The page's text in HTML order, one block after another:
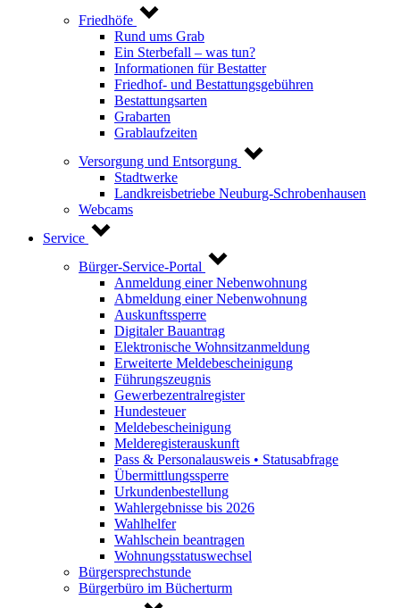
Friedhöfe
Rund ums Grab
Ein Sterbefall – was tun?
Informationen für Bestatter
Friedhof- und Bestattungsgebühren
Bestattungsarten
Grabarten
Grablaufzeiten
Versorgung und Entsorgung
Stadtwerke
Landkreisbetriebe Neuburg-Schrobenhausen
Webcams
Service
Bürger-Service-Portal
Anmeldung einer Nebenwohnung
Abmeldung einer Nebenwohnung
Auskunftssperre
Digitaler Bauantrag
Elektronische Wohnsitzanmeldung
Erweiterte Meldebescheinigung
Führungszeugnis
Gewerbezentralregister
Hundesteuer
Meldebescheinigung
Melderegisterauskunft
Pass & Personalausweis • Statusabfrage
Übermittlungssperre
Urkundenbestellung
Wahlergebnisse bis 2026
Wahlhelfer
Wahlschein beantragen
Wohnungsstatuswechsel
Bürgersprechstunde
Bürgerbüro im Bücherturm